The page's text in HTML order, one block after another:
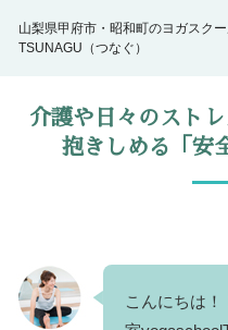
山梨県甲府市・昭和町のヨガスク
TSUNAGU（つなぐ）
介護や日々のスト
抱きしめる「安
こんにちは